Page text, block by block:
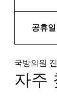
공휴일
국방의원
자주